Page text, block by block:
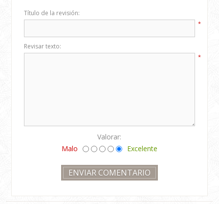
Título de la revisión:
*
Revisar texto:
*
Valorar:
Malo
Excelente